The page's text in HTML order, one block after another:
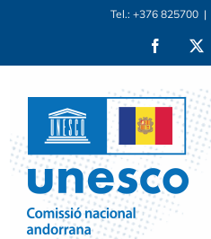
content
Tel.: +376 825700 |
Facebook